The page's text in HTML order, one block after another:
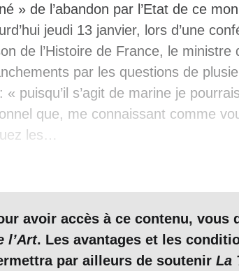
» de l’abandon par l’Etat de ce
jeudi 13 janvier, lors d’une
de l’Histoire de France, le
par les questions de
« puisqu’il s’agit de marine je
que, me connaissant comme
les…
avoir accès à ce contenu, vous
l’Art. Les avantages et les
par ailleurs de soutenir La